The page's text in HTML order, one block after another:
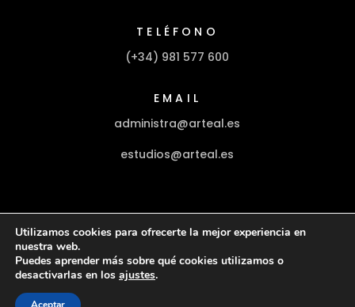
TELÉFONO
(+34) 981 577 600
EMAIL
administra@arteal.es
estudios@arteal.es
Aviso Legal
Política de Cookies
Utilizamos cookies para ofrecerte la mejor experiencia en
nuestra web.
Puedes aprender más sobre qué cookies utilizamos o
desactivarlas en los ajustes.